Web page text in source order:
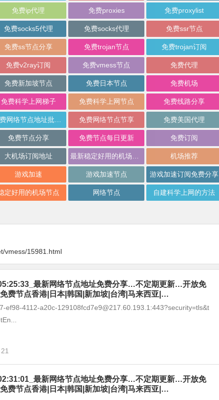
免费ip代理 免费proxies 免费proxylist
免费socks5代理 免费socks代理 免费ssr节点
免费ss节点分享 免费trojan节点 免费trojan订阅
免费v2ray订阅 免费vmess节点 免费代理
免费新加坡节点 免费日本节点 免费机场
免费科学上网梯子 免费科学上网节点 免费线路分享
免费网络节点地址批量分享 免费网络节点节享 免费美国代理
免费节点分享 免费节点每日更新 免费订阅
大机场订阅地址 机场推荐
游戏加速 游戏加速节点 游戏加速订阅免费分享
定好用的机场节点 网络节点 自建科学上网的方法
vmess/15981.html
最新网络节点地址免费分享…不定期更新…开放免
费节点香港|日本|韩国|新加坡|台湾|马来西亚|…
ef98-4112-a20c-129108fcd7e9@217.60.193.1:443?security=tls&t
21
最新网络节点地址免费分享…不定期更新…开放免
费节点香港|日本|韩国|新加坡|台湾|马来西亚|…